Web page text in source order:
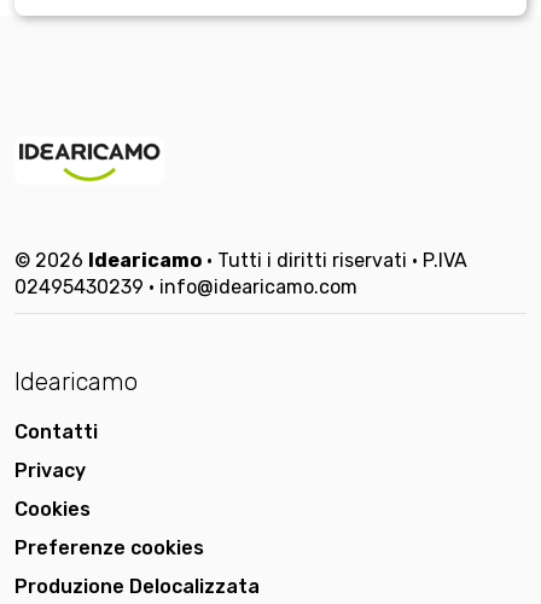
© 2026 Idearicamo • Tutti i diritti riservati • P.IVA
02495430239 • info@idearicamo.com
Idearicamo
Contatti
Privacy
Cookies
Preferenze cookies
Produzione Delocalizzata